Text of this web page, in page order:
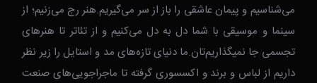
می‌شناسیم و پیمان عاشقی را باز از سر می‌گیریم.هنر رج می‌زنیم؛ از
سینما و موسیقی با شما دل به دل می‌کنیم و از تئاتر تا هنرهای
تجسمی جا نمیگذاریم‌تان.ما دنیای تازه‌های مد و استایل را زیر نظر
داریم از لباس و برند و اکسسوری گرفته تا ماجراجویی‌های صنعت